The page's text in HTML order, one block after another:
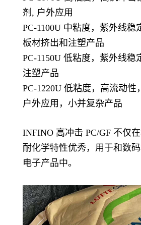
剂, 户外应用
PC-1100U 中粘度，紫外线稳
板材挤出和注塑产品
PC-1150U 低粘度，紫外线稳
注塑产品
PC-1220U 低粘度，高流动性
户外应用，小并复杂产品
INFINO 高冲击 PC/GF 不仅
耐化学特性优秀，用于和数
电子产品中。